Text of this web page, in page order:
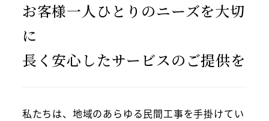
お客様一人ひとりのニーズを大切
に
長く安心したサービスのご提供を
私たちは、地域のあらゆる民間工事を手掛けてい